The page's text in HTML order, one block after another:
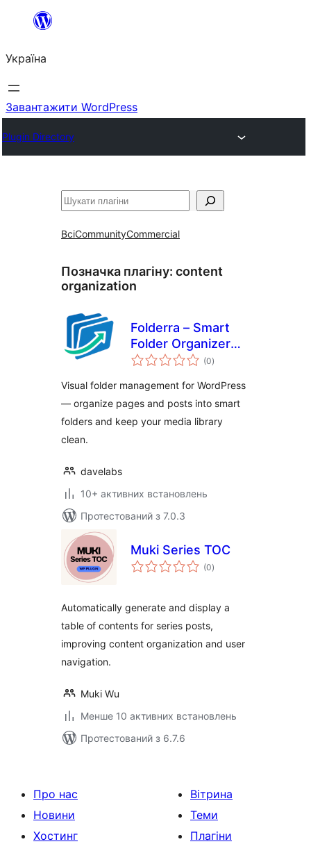
Перейти
вмісту
Україна
Завантажити WordPress
Plugin Directory
Пошук
ВсіCommunityCommercial
Позначка плагіну: content
organization
Folderra – Smart
Folder Organizer
for WordPress
(0загальний
рейтинг
)
Visual folder management for WordPress
— organize pages and posts into smart
folders and keep your media library
clean.
davelabs
10+ активних встановлень
Протестований з 7.0.3
Muki Series TOC
(0загальний
рейтинг
)
Automatically generate and display a
table of contents for series posts,
improving content organization and user
navigation.
Muki Wu
Менше 10 активних встановлень
Протестований з 6.7.6
Про нас
Новини
Хостинг
Вітрина
Теми
Плагіни